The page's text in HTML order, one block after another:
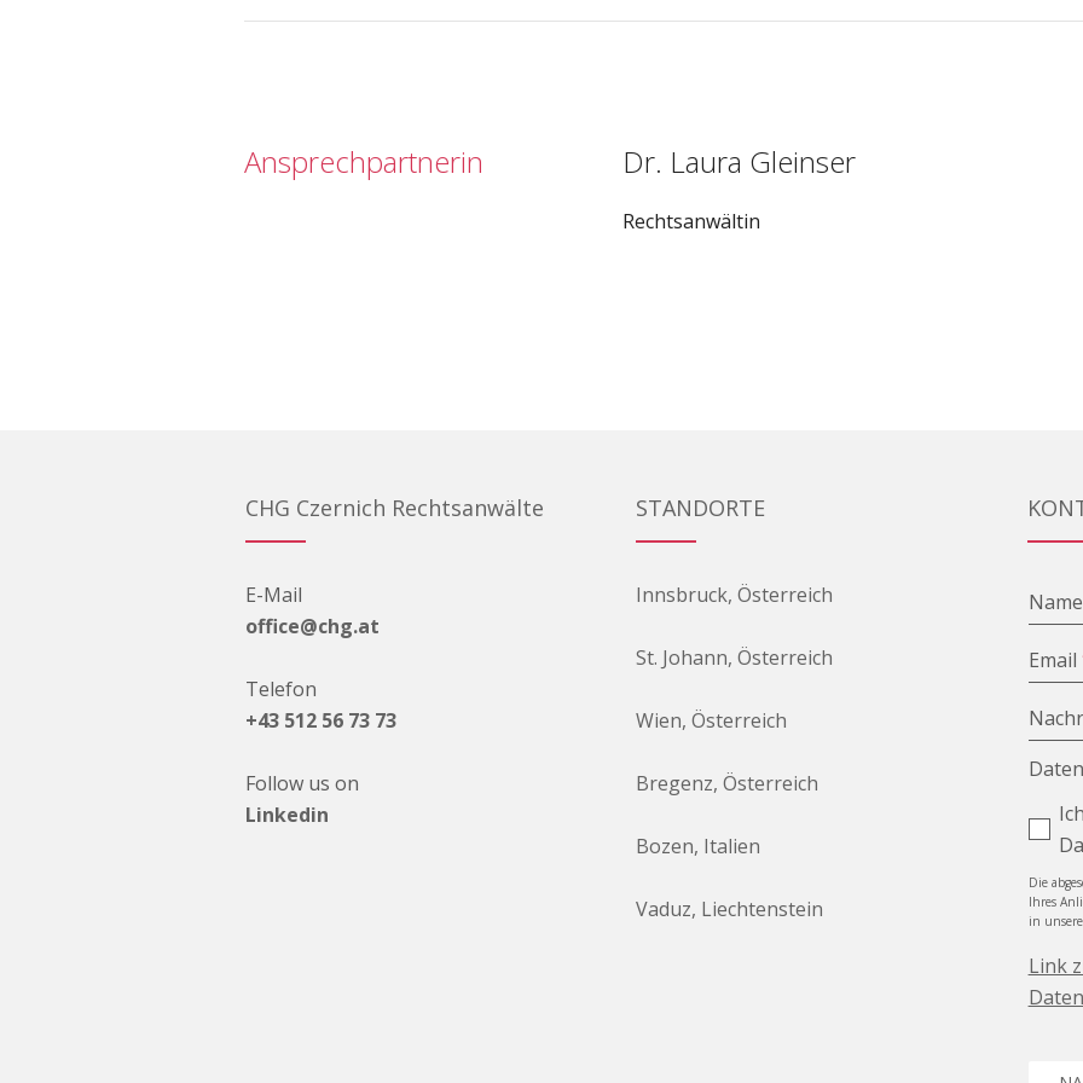
Ansprechpartnerin Dr. Laura Gleinser
Rechtsanwältin
CHG Czernich Rechtsanwälte
E-Mail
office@chg.at
Telefon
+43 512 56 73 73
Follow us on
Linkedin
STANDORTE
Innsbruck, Österreich
St. Johann, Österreich
Wien, Österreich
Bregenz, Österreich
Bozen, Italien
Vaduz, Liechtenstein
Name
Email
Die
Ihres
in
Link